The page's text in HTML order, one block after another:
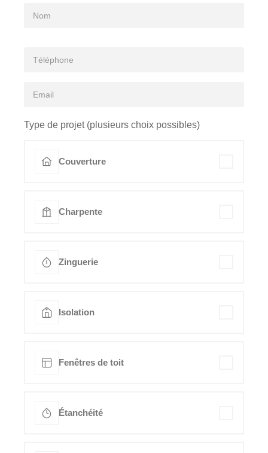
Type de projet (plusieurs choix possibles)
Couverture
Charpente
Zinguerie
Isolation
Fenêtres de toit
Étanchéité